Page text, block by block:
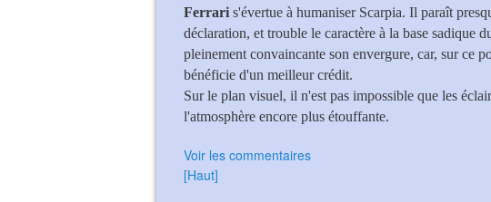
Ferrari s'évertue à humaniser Scarpia. Il paraît
déclaration, et trouble le caractère à la base sadique
pleinement convaincante son envergure, car, sur ce
bénéficie d'un meilleur crédit.
Sur le plan visuel, il n'est pas impossible que les
l'atmosphère encore plus étouffante.
Voir les commentaires
[Haut]